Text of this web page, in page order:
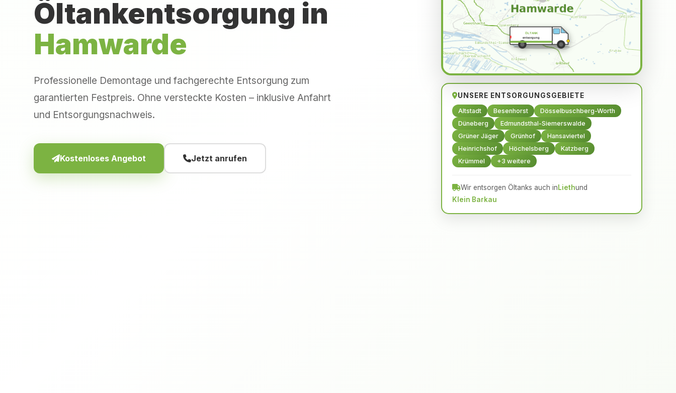
Öltankentsorgung in
Hamwarde
Professionelle Demontage und fachgerechte Entsorgung zum
garantierten Festpreis. Ohne versteckte Kosten – inklusive Anfahrt
und Entsorgungsnachweis.
Kostenloses Angebot Jetzt anrufen
ÖLTANK
entsorgung
UNSERE ENTSORGUNGSGEBIETE
Altstadt Besenhorst
Dösselbuschberg-Worth
Düneberg
Edmundsthal-Siemerswalde
Grüner Jäger
Grünhof
Hansaviertel
Heinrichshof
Höchelsberg
Katzberg
Krümmel
+3 weitere
Wir entsorgen Öltanks auch inLiethund
Klein Barkau